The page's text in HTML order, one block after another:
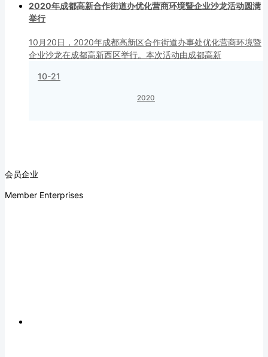
2020年成都高新合作街道办优化营商环境暨企业沙龙活动圆满
举行
10月20日，2020年成都高新区合作街道办事处优化营商环境暨
企业沙龙在成都高新西区举行。本次活动由成都高新
10-21
2020
会员企业
Member Enterprises